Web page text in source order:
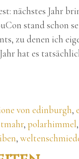
nächstes Jahr
stand schon
zu denen ich
hat es
von edinburgh,
, polarhimmel,
,